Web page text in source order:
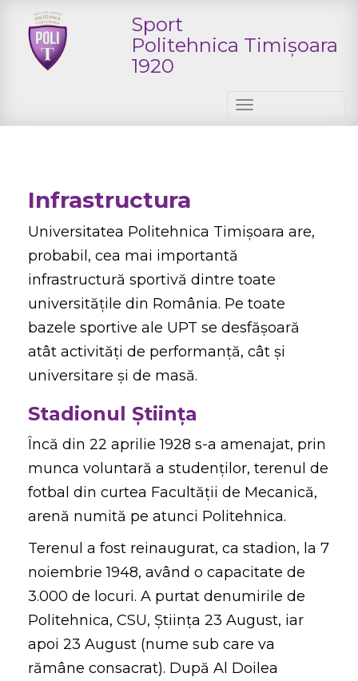
Sport
Politehnica Timişoara
1920
e
i
o
n
Infrastructura
Universitatea Politehnica Timișoara are,
probabil, cea mai importantă
infrastructură sportivă dintre toate
universitățile din România. Pe toate
bazele sportive ale UPT se desfășoară
atât activități de performanță, cât și
universitare și de masă.
Stadionul Știința
Încă din 22 aprilie 1928 s-a amenajat, prin
munca voluntară a studenților, terenul de
fotbal din curtea Facultății de Mecanică,
arenă numită pe atunci Politehnica.
Terenul a fost reinaugurat, ca stadion, la 7
noiembrie 1948, având o capacitate de
3.000 de locuri. A purtat denumirile de
Politehnica, CSU, Știința 23 August, iar
apoi 23 August (nume sub care va
rămâne consacrat). După Al Doilea